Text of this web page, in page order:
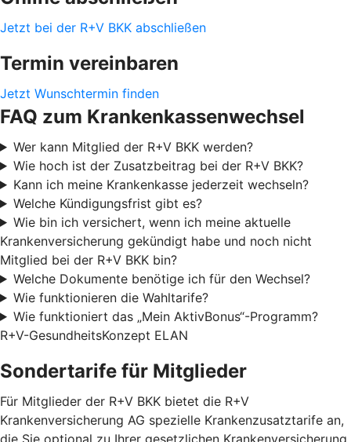
Jetzt bei der R+V BKK abschließen
Termin vereinbaren
Jetzt Wunschtermin finden
FAQ zum Krankenkassenwechsel
Wer kann Mitglied der R+V BKK werden?
Wie hoch ist der Zusatzbeitrag bei der R+V BKK?
Kann ich meine Krankenkasse jederzeit wechseln?
Welche Kündigungsfrist gibt es?
Wie bin ich versichert, wenn ich meine aktuelle
Krankenversicherung gekündigt habe und noch nicht
Mitglied bei der R+V BKK bin?
Welche Dokumente benötige ich für den Wechsel?
Wie funktionieren die Wahltarife?
Wie funktioniert das „Mein AktivBonus“-Programm?
R+V-GesundheitsKonzept ELAN
Sondertarife für Mitglieder
Für Mitglieder der R+V BKK bietet die R+V
Krankenversicherung AG spezielle Krankenzusatztarife an,
die Sie optional zu Ihrer gesetzlichen Krankenversicherung